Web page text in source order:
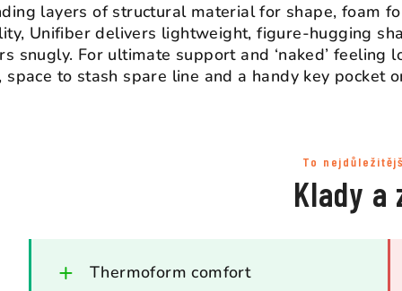
layers of structural material for shape, foam
Unifiber delivers lightweight, figure-hugging
snugly. For ultimate support and ‘naked’
space to stash spare line and a handy key pocket
To
Klady a
Thermoform comfort